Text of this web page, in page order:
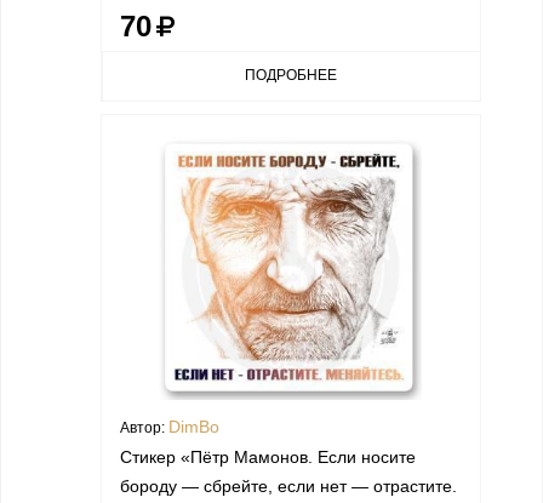
70
ПОДРОБНЕЕ
Автор: DimBo
Стикер «Пётр Мамонов. Если носите
бороду — сбрейте, если нет — отрастите.